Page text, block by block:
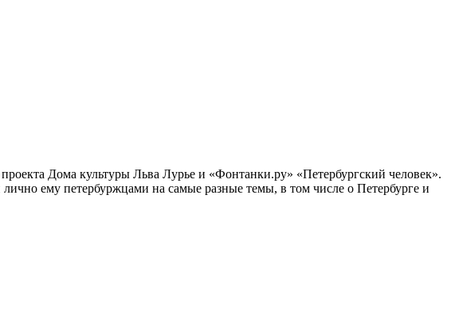
Дома культуры Льва Лурье и «Фонтанки.ру» «Петербургский человек».
ему петербуржцами на самые разные темы, в том числе о Петербурге и